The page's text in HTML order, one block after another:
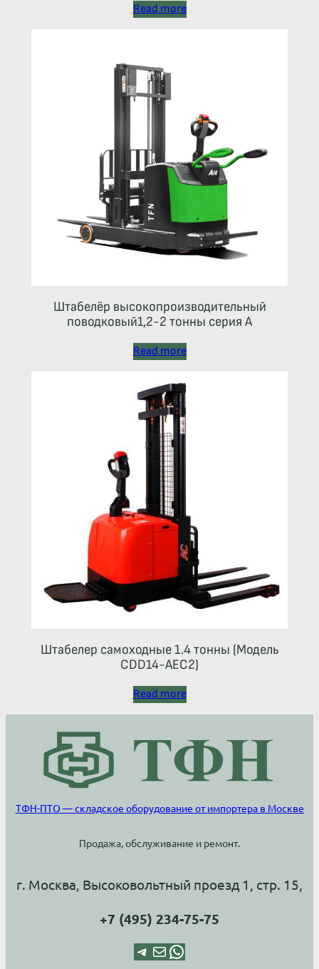
Read more
Штабелёр высокопроизводительный
поводковый1,2-2 тонны серия А
Read more
Штабелер самоходные 1.4 тонны (Модель
CDD14-AЕC2)
Read more
ТФН-ПТО — складское оборудование от импортера в Москве
Продажа, обслуживание и ремонт.
г. Москва, Высоковольтный проезд 1, стр. 15,
+7 (495) 234-75-75
TelegramПочта WhatsApp